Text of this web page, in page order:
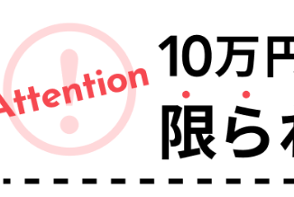
矯正前の虫歯・歯周病治療：1,500～10,000円/回
矯正前の抜歯費用：5,000～15,000円/本
通院費：1回につき3,000～10,000円程度
保定装置（リテーナー）：
10万円で治療が難しい5つのケース